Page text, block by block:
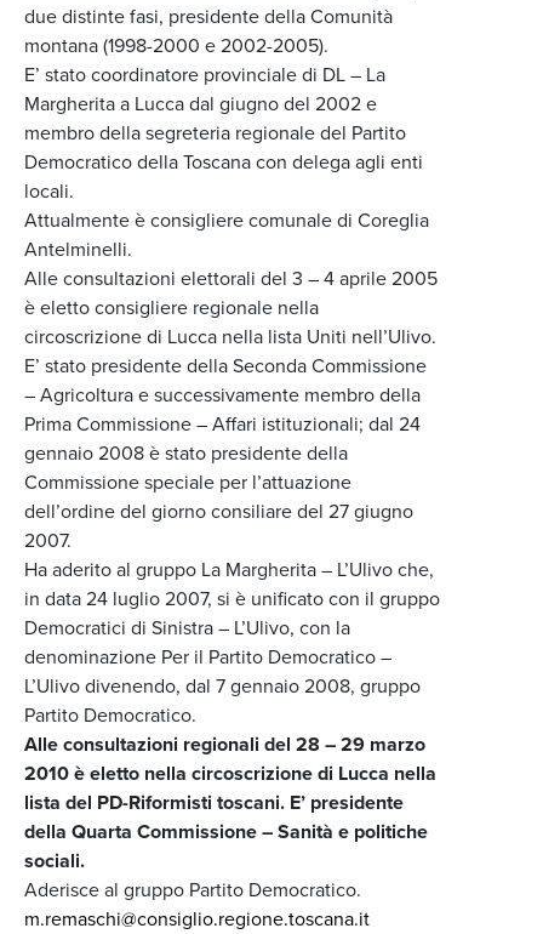
due distinte fasi, presidente della Comunità
montana (1998-2000 e 2002-2005).
E’ stato coordinatore provinciale di DL – La
Margherita a Lucca dal giugno del 2002 e
membro della segreteria regionale del Partito
Democratico della Toscana con delega agli enti
locali.
Attualmente è consigliere comunale di Coreglia
Antelminelli.
Alle consultazioni elettorali del 3 – 4 aprile 2005
è eletto consigliere regionale nella
circoscrizione di Lucca nella lista Uniti nell’Ulivo.
E’ stato presidente della Seconda Commissione
– Agricoltura e successivamente membro della
Prima Commissione – Affari istituzionali; dal 24
gennaio 2008 è stato presidente della
Commissione speciale per l’attuazione
dell’ordine del giorno consiliare del 27 giugno
2007.
Ha aderito al gruppo La Margherita – L’Ulivo che,
in data 24 luglio 2007, si è unificato con il gruppo
Democratici di Sinistra – L’Ulivo, con la
denominazione Per il Partito Democratico –
L’Ulivo divenendo, dal 7 gennaio 2008, gruppo
Partito Democratico.
Alle consultazioni regionali del 28 – 29 marzo
2010 è eletto nella circoscrizione di Lucca nella
lista del PD-Riformisti toscani. E’ presidente
della Quarta Commissione – Sanità e politiche
sociali.
Aderisce al gruppo Partito Democratico.
m.remaschi@consiglio.regione.toscana.it